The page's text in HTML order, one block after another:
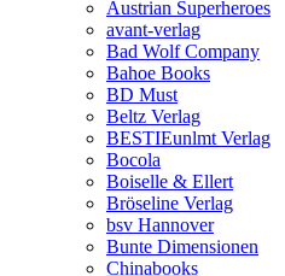
Austrian Superheroes
avant-verlag
Bad Wolf Company
Bahoe Books
BD Must
Beltz Verlag
BESTIEunlmt Verlag
Bocola
Boiselle & Ellert
Bröseline Verlag
bsv Hannover
Bunte Dimensionen
Chinabooks